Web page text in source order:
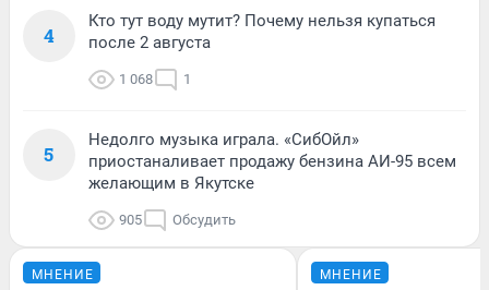
4
Кто тут воду мутит? Почему нельзя купаться
после 2 августа
1 068 1
5
Недолго музыка играла. «СибОйл»
приостаналивает продажу бензина АИ-95 всем
желающим в Якутске
905 Обсудить
МНЕНИЕ МНЕНИЕ